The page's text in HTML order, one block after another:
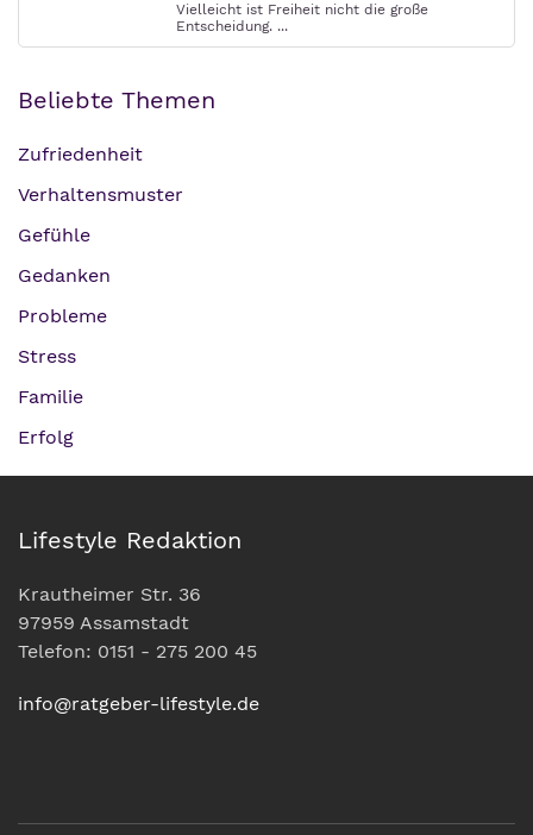
Vielleicht ist Freiheit nicht die große
Entscheidung. ...
Beliebte Themen
Zufriedenheit
Verhaltensmuster
Gefühle
Gedanken
Probleme
Stress
Familie
Erfolg
Lifestyle Redaktion
Krautheimer Str. 36
97959 Assamstadt
Telefon: 0151 - 275 200 45
info@ratgeber-lifestyle.de